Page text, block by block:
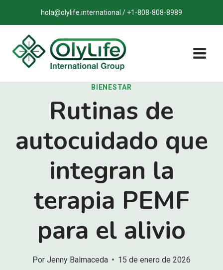
al
contenido
hola@olylife.international / +1-808-808-8989
BIENESTAR
Rutinas de
autocuidado que
integran la
terapia PEMF
para el alivio
Por Jenny Balmaceda 15 de enero de 2026